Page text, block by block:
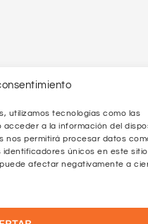
utilizamos tecnologías como las
a la información del
nos permitirá procesar datos
únicos en este
afectar negativamente a